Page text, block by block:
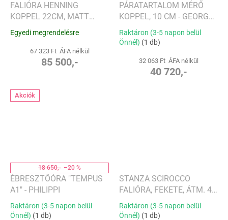
FALIÓRA HENNING
KOPPEL 22CM, MATT
PIROS - GEORG JENSEN
Egyedi megrendelésre
67 323 Ft ÁFA nélkül
85 500,-
PÁRATARTALOM MÉRŐ
KOPPEL, 10 CM - GEORG
JENSEN
Raktáron (3-5 napon belül
Önnél) (1 db)
32 063 Ft ÁFA nélkül
40 720,-
Akciók
18 650,- –20 %
ÉBRESZTŐÓRA "TEMPUS
A1" - PHILIPPI
Raktáron (3-5 napon belül
Önnél) (1 db)
STANZA SCIROCCO
FALIÓRA, FEKETE, ÁTM. 46
CM - ALESSI
Raktáron (3-5 napon belül
Önnél) (1 db)